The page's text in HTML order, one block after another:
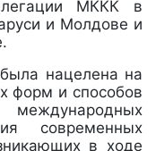
МККК в
и Молдове и
нацелена на
форм и способов
современных
в ходе